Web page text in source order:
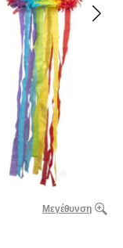
Μεγέθυνση